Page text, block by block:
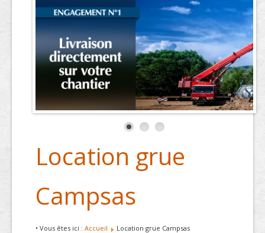
Location grue
Campsas
• Vous êtes ici : Accueil Location grue Campsas